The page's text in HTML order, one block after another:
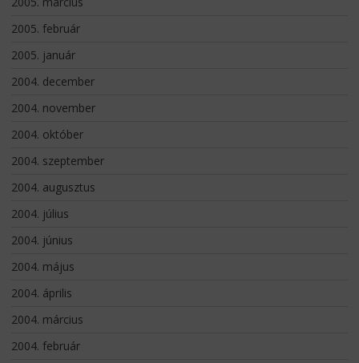
2005. február
2005. január
2004. december
2004. november
2004. október
2004. szeptember
2004. augusztus
2004. július
2004. június
2004. május
2004. április
2004. március
2004. február